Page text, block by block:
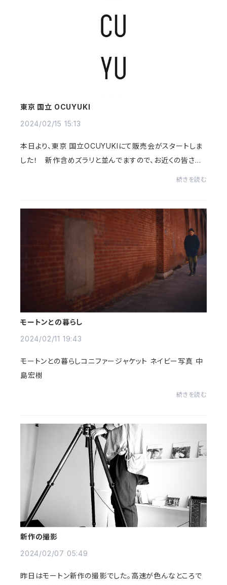
東京 国立 OCUYUKI
2024/02/15 15:13
本日より、東京 国立OCUYUKIにて販売会がスタートしま
した！ 新作含めズラリと並んでますので、お近くの皆さま、
続きを読む
モートンとの暮らし
2024/02/11 19:43
モートンとの暮らしコニファージャケット ネイビー写真 中
島宏樹
続きを読む
新作の撮影
2024/02/07 05:49
昨日はモートン新作の撮影でした。高速が色んなところで